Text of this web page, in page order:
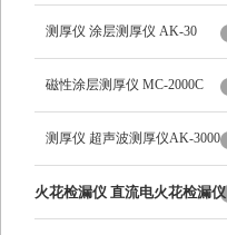
测厚仪 涂层测厚仪 AK-30
磁性涂层测厚仪 MC-2000C
测厚仪 超声波测厚仪AK-3000
火花检漏仪 直流电火花检漏仪